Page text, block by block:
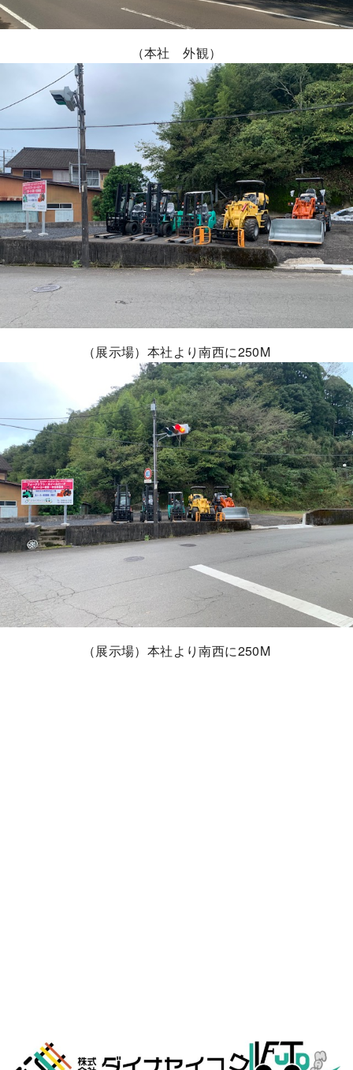
（本社 外観）
（展示場）本社より南西に250M
（展示場）本社より南西に250M